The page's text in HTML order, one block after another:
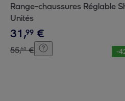
Range-chaussures Réglable
Unités
31,99 €
55,60 € -